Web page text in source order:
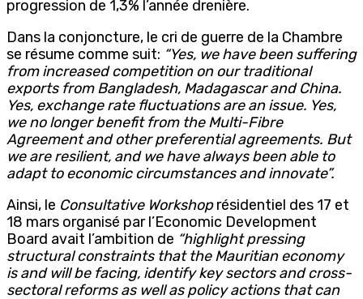
progression de 1,3% l’année drenière.
Dans la conjoncture, le cri de guerre de la Chambre
se résume comme suit: “Yes, we have been suffering
from increased competition on our traditional
exports from Bangladesh, Madagascar and China.
Yes, exchange rate fluctuations are an issue. Yes,
we no longer benefit from the Multi-Fibre
Agreement and other preferential agreements. But
we are resilient, and we have always been able to
adapt to economic circumstances and innovate”.
Ainsi, le Consultative Workshoprésidentiel des 17 et
18 mars organisé par l’Economic Development
Board avait l’ambition de “highlight pressing
structural constraints that the Mauritian economy
is and will be facing, identify key sectors and cross-
sectoral reforms as well as policy actions that can